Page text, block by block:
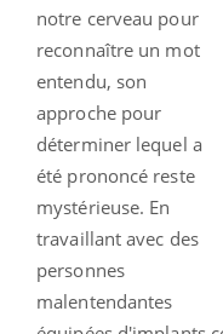
notre cerveau pour
reconnaître un mot
entendu, son
approche pour
déterminer lequel a
été prononcé reste
mystérieuse. En
travaillant avec des
personnes
malentendantes